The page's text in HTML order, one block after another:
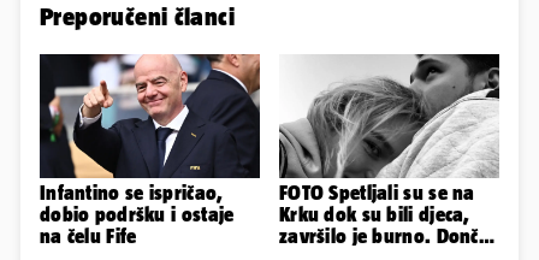
Preporučeni članci
Infantino se ispričao,
dobio podršku i ostaje
na čelu Fife
FOTO Spetljali su se na
Krku dok su bili djeca,
završilo je burno. Dončić